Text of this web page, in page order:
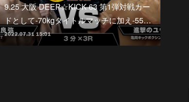
9.25 大阪 DEEP☆KICK 63 第1弾対戦カー
ドとして-70kgタイトルマッチに加え-55…
2022.07.31 15:01